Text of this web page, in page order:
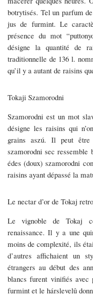
botrytisés. Tel un parfum
jus de furmint. Le
présence du mot
désigne la quantité de
traditionnelle de 136 l.
qu’il y a autant de raisins
Tokaji Szamorodni
Szamorodni est un mot
désigne les raisins qui
grains aszú. Il peut
szamorodni sec
édes (doux) szamorodni
raisins ayant dépassé la
Le nectar d’or de Tokaj
Le vignoble de Tokaj
renaissance. Il y a une
moins de complexité, ils
d’autres affichaient un
étrangers au début des
blancs furent vinifiés avec
furmint et le hárslevelû